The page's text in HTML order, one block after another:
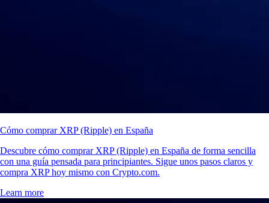
Cómo comprar XRP (Ripple) en España
Descubre cómo comprar XRP (Ripple) en España de forma sencilla
con una guía pensada para principiantes. Sigue unos pasos claros y
compra XRP hoy mismo con Crypto.com.
Learn more